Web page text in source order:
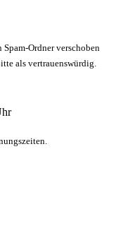
Ordner verschoben
als vertrauenswürdig.